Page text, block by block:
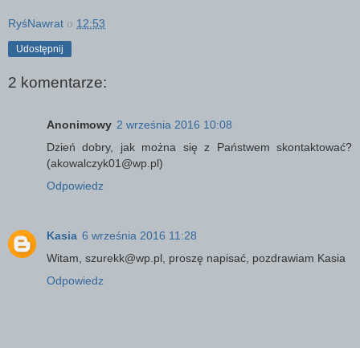
RyśNawrat o 12:53
Udostępnij
2 komentarze:
Anonimowy 2 września 2016 10:08
Dzień dobry, jak można się z Państwem skontaktować?
(akowalczyk01@wp.pl)
Odpowiedz
Kasia 6 września 2016 11:28
Witam, szurekk@wp.pl, proszę napisać, pozdrawiam Kasia
Odpowiedz